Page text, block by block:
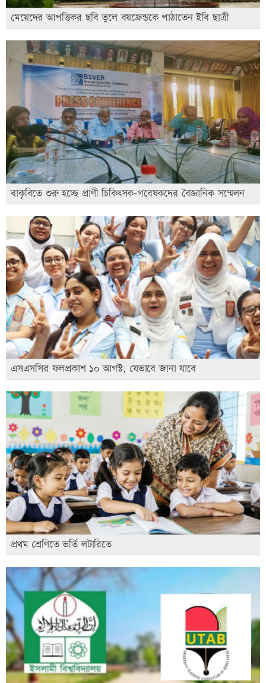
মেয়েদের আপত্তিকর ছবি তুলে বয়ফ্রেন্ডকে পাঠাতেন ইবি ছাত্রী
বাকৃবিতে শুরু হচ্ছে প্রাণী চিকিৎসক-গবেষকদের বৈজ্ঞানিক সম্মেলন
এসএসসির ফলপ্রকাশ ১০ আগস্ট, যেভাবে জানা যাবে
প্রথম শ্রেণিতে ভর্তি লটারিতে